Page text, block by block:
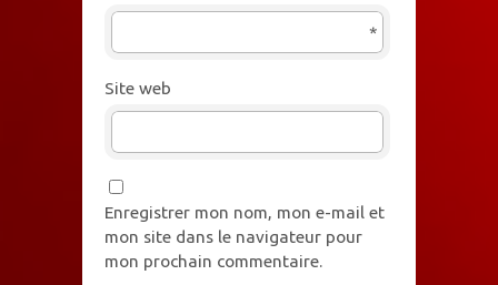
*
Site web
Enregistrer mon nom, mon e-mail et
mon site dans le navigateur pour
mon prochain commentaire.